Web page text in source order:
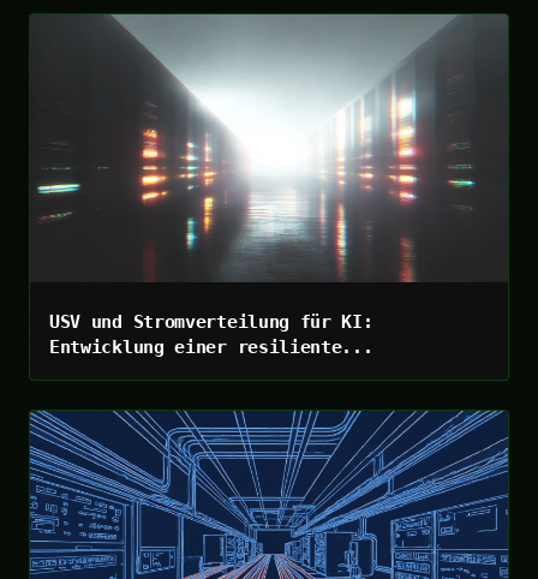
USV und Stromverteilung für KI:
Entwicklung einer resiliente...